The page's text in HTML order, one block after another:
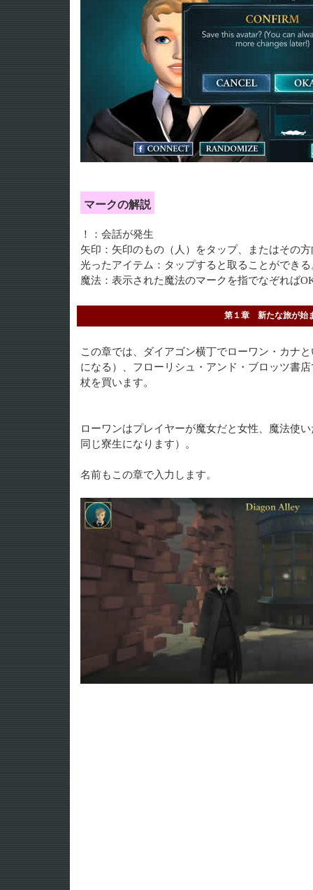
マークの解説
！：会話が発生
矢印：矢印のもの（人）をタップ、またはその
光ったアイテム：タップすると取ることができる
魔法：表示された魔法のマークを指でなぞれば
第１章 新たな旅が始
この章では、ダイアゴン横丁でローワン・カナ
になる）、フローリシュ・アンド・ブロッツ書
杖を買います。
ローワンはプレイヤーが魔女だと女性、魔法使
同じ寮生になります）。
名前もこの章で入力します。